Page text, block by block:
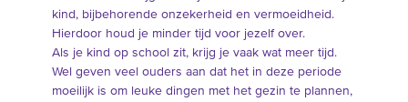
kind, bijbehorende onzekerheid en vermoeidheid.
Hierdoor houd je minder tijd voor jezelf over.
Als je kind op school zit, krijg je vaak wat meer tijd.
Wel geven veel ouders aan dat het in deze periode
moeilijk is om leuke dingen met het gezin te plannen,